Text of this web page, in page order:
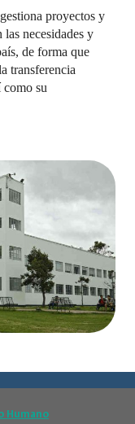
proyectos y
necesidades y
de forma que
transferencia
como su
Humano